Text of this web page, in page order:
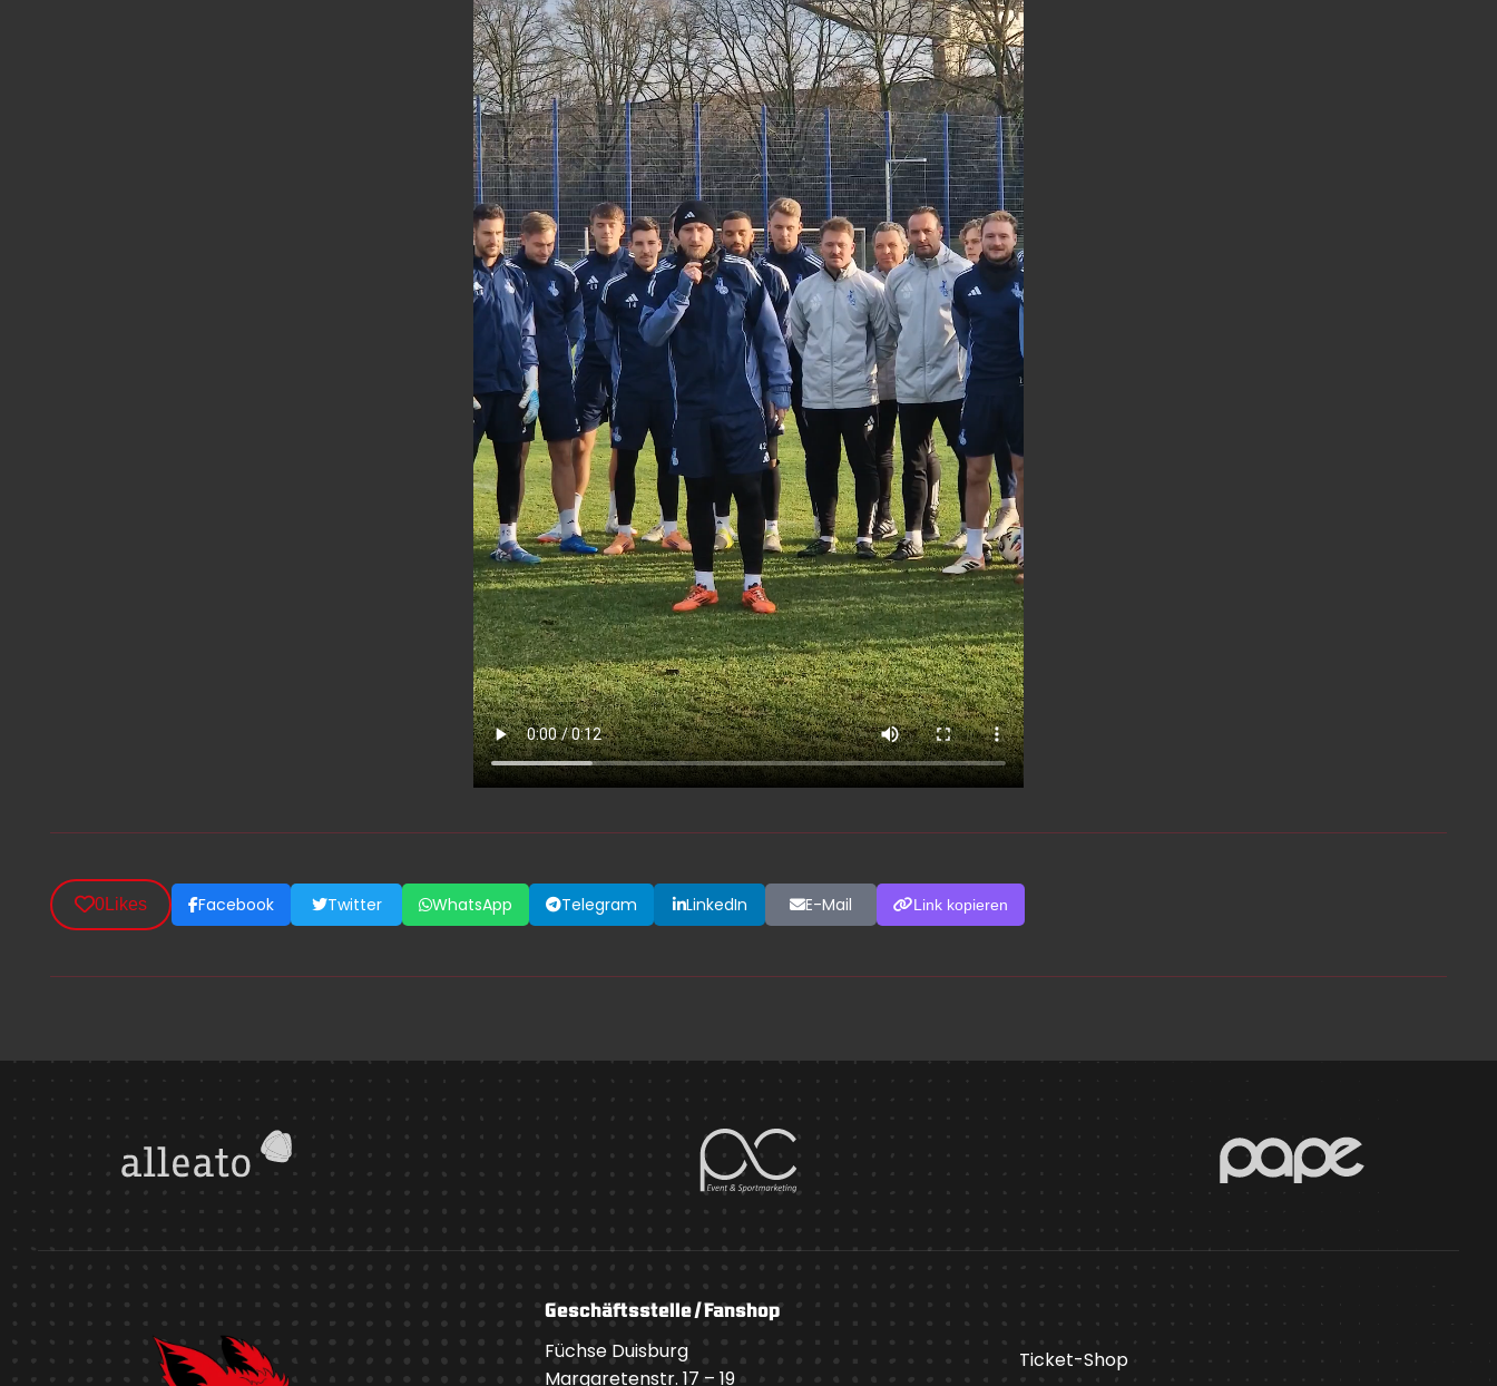
0Likes Facebook Twitter WhatsApp Telegram LinkedIn E-Mail Link kopieren
Geschäftsstelle / Fanshop
Füchse Duisburg
Margaretenstr. 17 – 19
Ticket-Shop